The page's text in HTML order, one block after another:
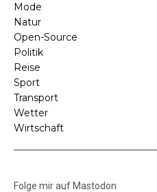
Mode
Natur
Open-Source
Politik
Reise
Sport
Transport
Wetter
Wirtschaft
Folge mir auf Mastodon